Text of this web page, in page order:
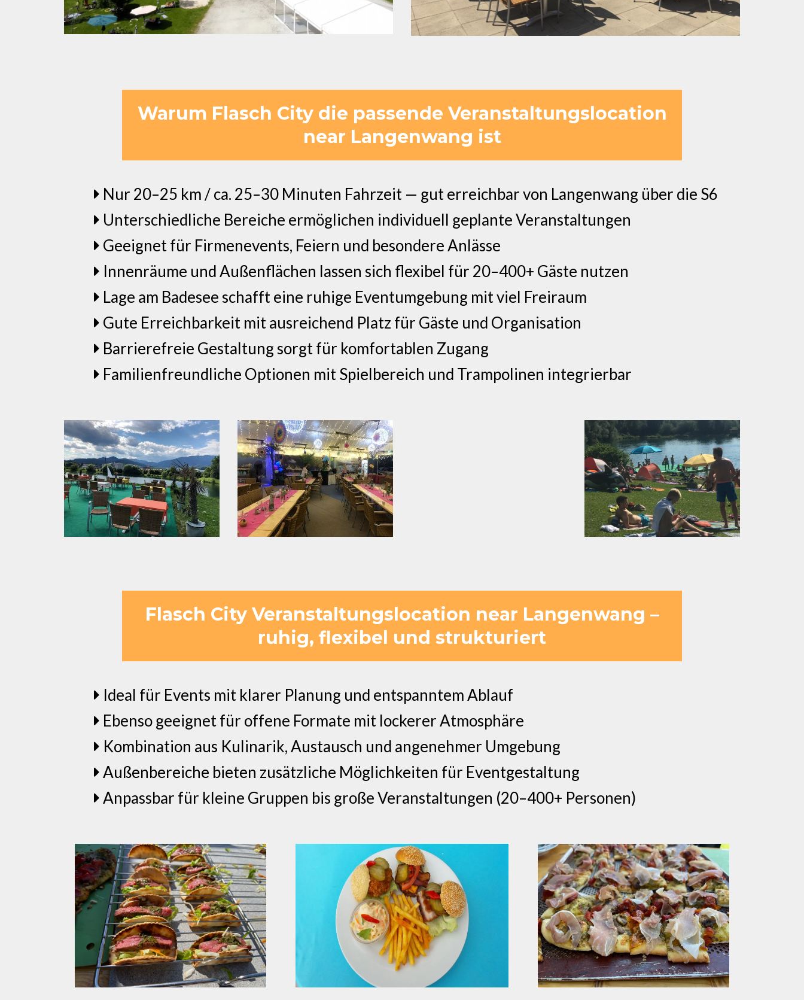
Warum Flasch City die passende Veranstaltungslocation
near Langenwang ist
Nur 20–25 km / ca. 25–30 Minuten Fahrzeit — gut erreichbar von Langenwang über die S6
Unterschiedliche Bereiche ermöglichen individuell geplante Veranstaltungen
Geeignet für Firmenevents, Feiern und besondere Anlässe
Innenräume und Außenflächen lassen sich flexibel für 20–400+ Gäste nutzen
Lage am Badesee schafft eine ruhige Eventumgebung mit viel Freiraum
Gute Erreichbarkeit mit ausreichend Platz für Gäste und Organisation
Barrierefreie Gestaltung sorgt für komfortablen Zugang
Familienfreundliche Optionen mit Spielbereich und Trampolinen integrierbar
Flasch City Veranstaltungslocation near Langenwang –
ruhig, flexibel und strukturiert
Ideal für Events mit klarer Planung und entspanntem Ablauf
Ebenso geeignet für offene Formate mit lockerer Atmosphäre
Kombination aus Kulinarik, Austausch und angenehmer Umgebung
Außenbereiche bieten zusätzliche Möglichkeiten für Eventgestaltung
Anpassbar für kleine Gruppen bis große Veranstaltungen (20–400+ Personen)